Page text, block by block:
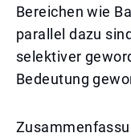
Bereichen wie
parallel dazu
selektiver
Bedeutung